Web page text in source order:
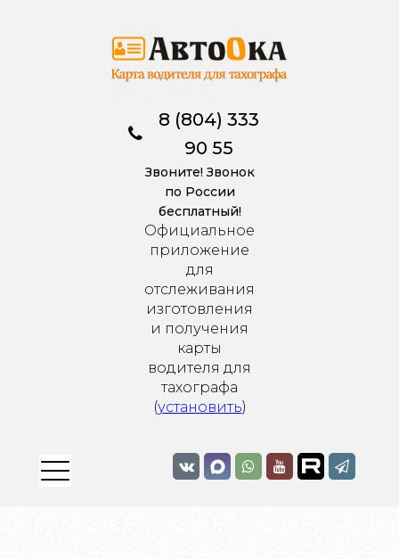
Официальное
приложение
для
отслеживания
изготовления
и получения
карты
водителя для
тахографа
(установить)
8 (804) 333
90 55
Звоните! Звонок
по России
бесплатный!